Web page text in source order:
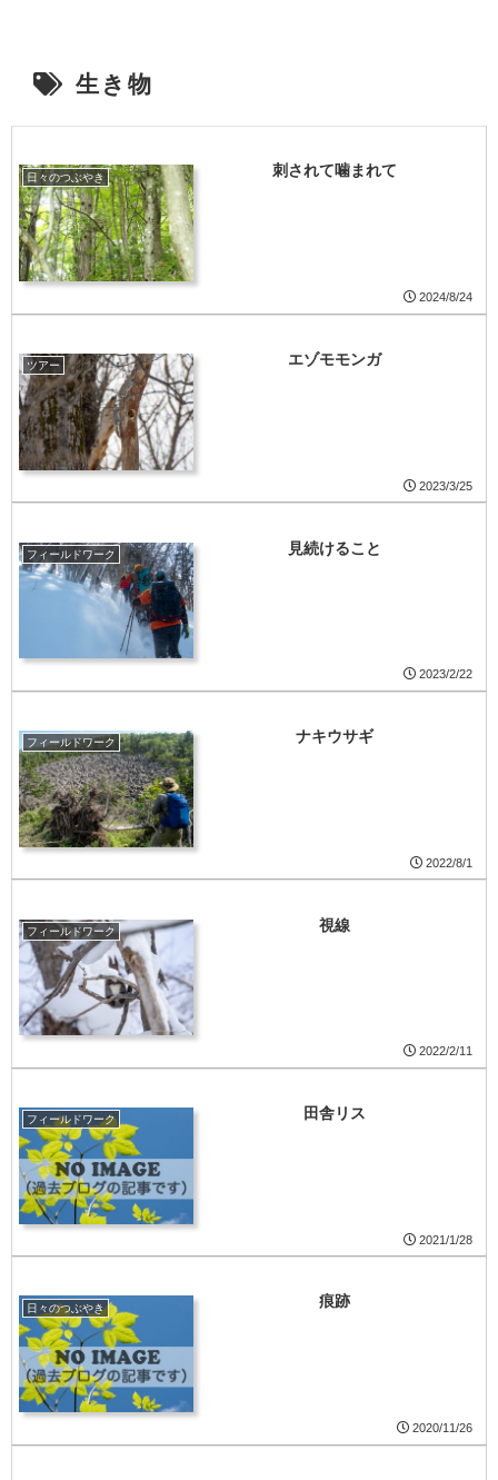
生き物
日々のつぶやき 刺されて噛まれて
2024/8/24
ツアー エゾモモンガ
2023/3/25
フィールドワーク 見続けること
2023/2/22
フィールドワーク ナキウサギ
2022/8/1
フィールドワーク 視線
2022/2/11
フィールドワーク 田舎リス
2021/1/28
日々のつぶやき 痕跡
2020/11/26